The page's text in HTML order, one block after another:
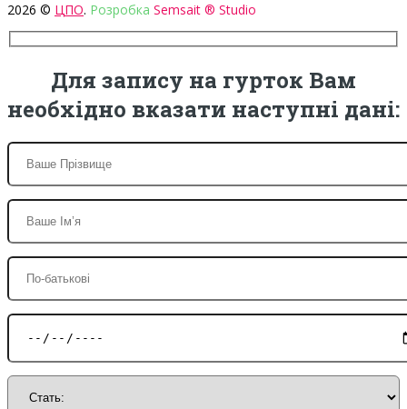
2026 © ЦПО. Розробка Semsait ® Studio
Для запису на гурток Вам
необхідно вказати наступні дані: